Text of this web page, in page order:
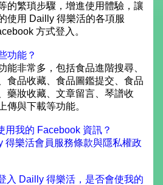
的繁瑣步驟，增進使用體驗，讓
使用 Dailly 得樂活的各項服
方式登入。
功能？
能非常多，包括食品進階搜尋、
食品收藏、食品圖鑑提交、食品
藥妝收藏、文章留言、琴譜收
傳與下載等功能。
用我的 Facebook 資訊？
得樂活會員服務條款與隱私權政
入 Dailly 得樂活，是否會使我的